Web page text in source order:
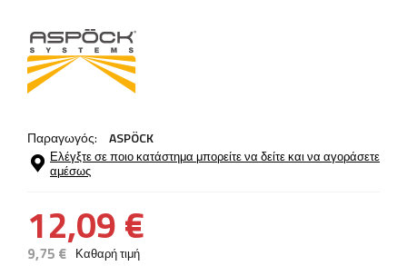
Παραγωγός: ASPÖCK
Ελέγξτε σε ποιο κατάστημα μπορείτε να δείτε και να αγοράσετε
αμέσως
12,09 €
9,75 € Καθαρή τιμή